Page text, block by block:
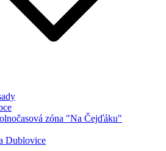
zóna "Na Čejďáku"
Dublovice